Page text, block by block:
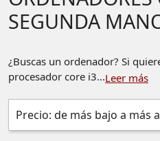
SEGUNDA
¿Buscas un ordenador? Si
procesador core i3...Leer más
Precio: de más bajo a más